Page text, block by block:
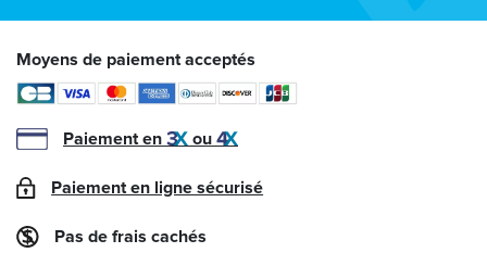
Moyens de paiement acceptés
Paiement en ou
Paiement en ligne sécurisé
Pas de frais cachés